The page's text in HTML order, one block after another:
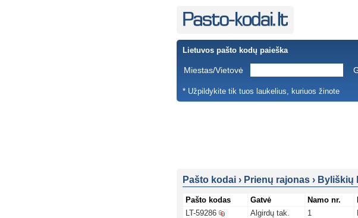
Lietuvos pašto kodų paieška
Miestas/Vietovė
* Užpildykite tik tuos laukelius, kuriuos žinote
Pašto kodai › Prienų rajonas › Byliškių
Pašto kodas Gatvė Namo nr.
LT-59286
Algirdų tak. 1